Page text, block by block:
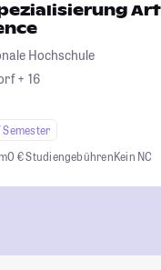
Hochschule
+ 16
Semester
0 € StudiengebührenKein NC